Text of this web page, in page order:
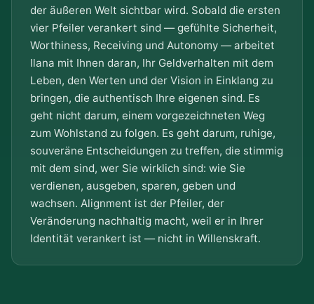
der äußeren Welt sichtbar wird. Sobald die ersten
vier Pfeiler verankert sind — gefühlte Sicherheit,
Worthiness, Receiving und Autonomy — arbeitet
Ilana mit Ihnen daran, Ihr Geldverhalten mit dem
Leben, den Werten und der Vision in Einklang zu
bringen, die authentisch Ihre eigenen sind. Es
geht nicht darum, einem vorgezeichneten Weg
zum Wohlstand zu folgen. Es geht darum, ruhige,
souveräne Entscheidungen zu treffen, die stimmig
mit dem sind, wer Sie wirklich sind: wie Sie
verdienen, ausgeben, sparen, geben und
wachsen. Alignment ist der Pfeiler, der
Veränderung nachhaltig macht, weil er in Ihrer
Identität verankert ist — nicht in Willenskraft.